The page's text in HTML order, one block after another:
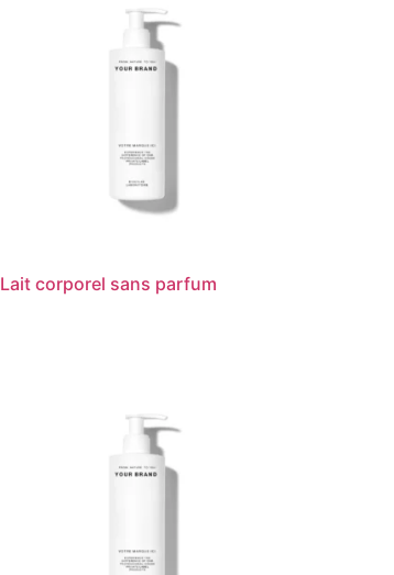
Lait corporel sans parfum